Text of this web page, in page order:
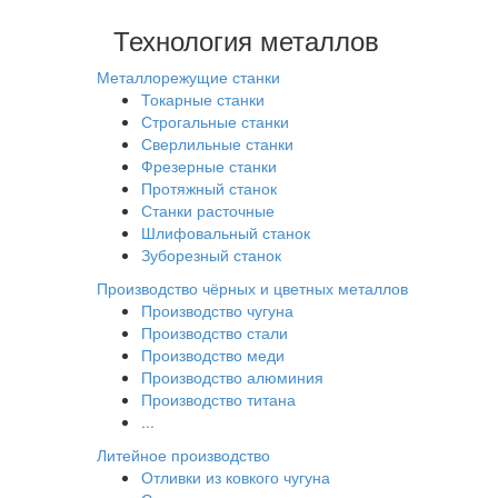
Технология металлов
Металлорежущие станки
Токарные станки
Строгальные станки
Сверлильные станки
Фрезерные станки
Протяжный станок
Станки расточные
Шлифовальный станок
Зуборезный станок
Производство чёрных и цветных металлов
Производство чугуна
Производство стали
Производство меди
Производство алюминия
Производство титана
...
Литейное производство
Отливки из ковкого чугуна